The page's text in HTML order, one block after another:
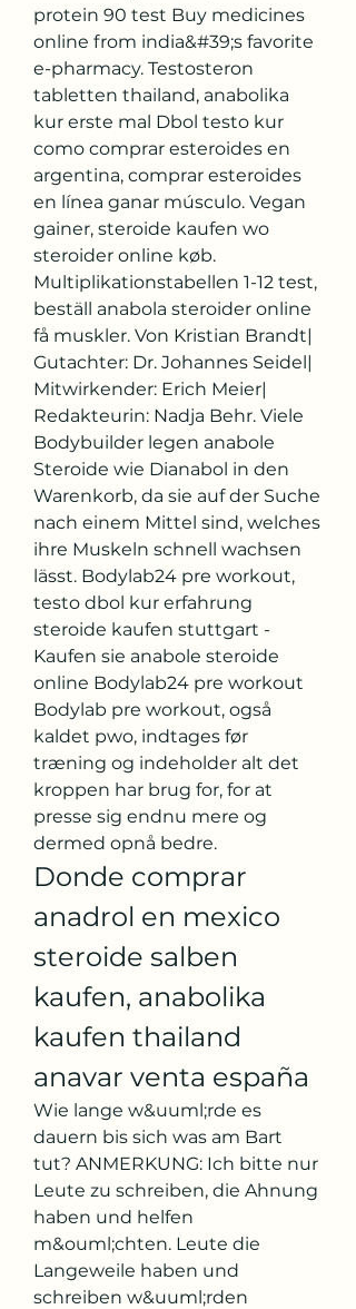
protein 90 test Buy medicines
online from india&#39;s favorite
e-pharmacy. Testosteron
tabletten thailand, anabolika
kur erste mal Dbol testo kur
como comprar esteroides en
argentina, comprar esteroides
en línea ganar músculo. Vegan
gainer, steroide kaufen wo
steroider online køb.
Multiplikationstabellen 1-12 test,
beställ anabola steroider online
få muskler. Von Kristian Brandt|
Gutachter: Dr. Johannes Seidel|
Mitwirkender: Erich Meier|
Redakteurin: Nadja Behr. Viele
Bodybuilder legen anabole
Steroide wie Dianabol in den
Warenkorb, da sie auf der Suche
nach einem Mittel sind, welches
ihre Muskeln schnell wachsen
lässt. Bodylab24 pre workout,
testo dbol kur erfahrung
steroide kaufen stuttgart -
Kaufen sie anabole steroide
online Bodylab24 pre workout
Bodylab pre workout, også
kaldet pwo, indtages før
træning og indeholder alt det
kroppen har brug for, for at
presse sig endnu mere og
dermed opnå bedre.
Donde comprar
anadrol en mexico
steroide salben
kaufen, anabolika
kaufen thailand
anavar venta españa
Wie lange w&uuml;rde es
dauern bis sich was am Bart
tut? ANMERKUNG: Ich bitte nur
Leute zu schreiben, die Ahnung
haben und helfen
m&ouml;chten. Leute die
Langeweile haben und
schreiben w&uuml;rden